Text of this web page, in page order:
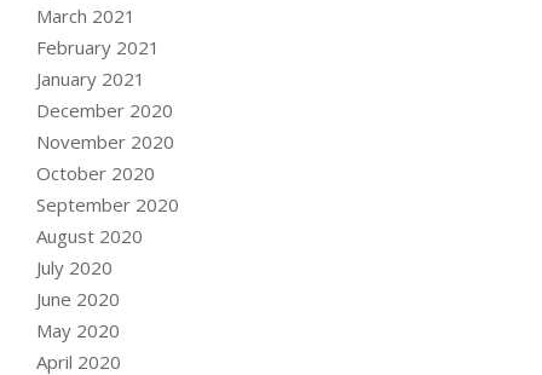
March 2021
February 2021
January 2021
December 2020
November 2020
October 2020
September 2020
August 2020
July 2020
June 2020
May 2020
April 2020